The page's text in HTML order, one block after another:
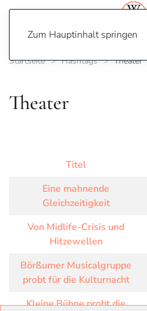
Zum Hauptinhalt springen
Startseite Hashtags Theater
Theater
Titel
Eine mahnende
Gleichzeitigkeit
Von Midlife-Crisis und
Hitzewellen
Börßumer Musicalgruppe
probt für die Kulturnacht
Kleine Bühne probt die